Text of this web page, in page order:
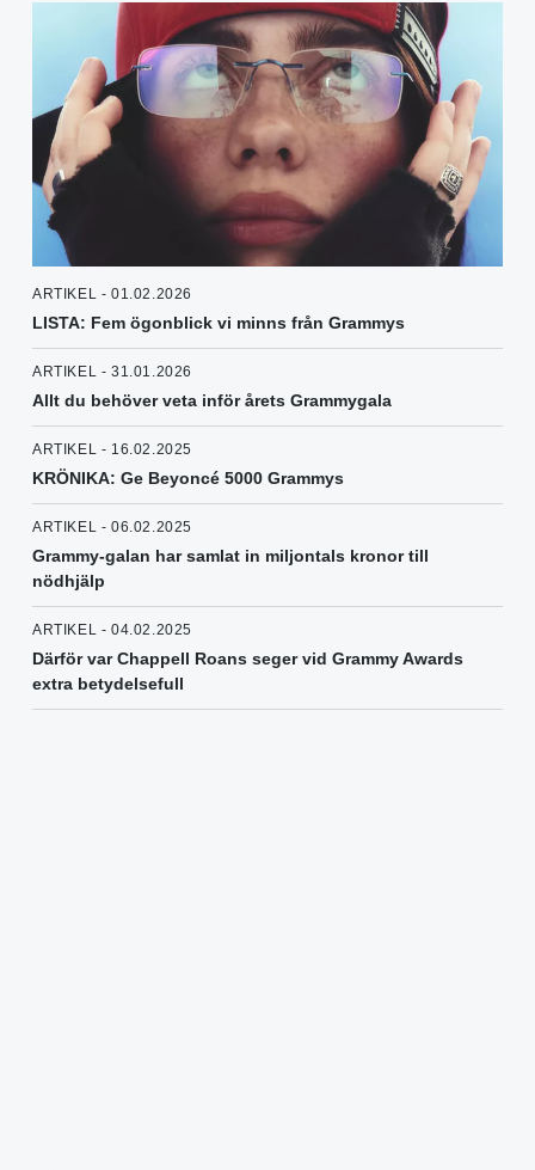
ARTIKEL - 01.02.2026
LISTA: Fem ögonblick vi minns från Grammys
ARTIKEL - 31.01.2026
Allt du behöver veta inför årets Grammygala
ARTIKEL - 16.02.2025
KRÖNIKA: Ge Beyoncé 5000 Grammys
ARTIKEL - 06.02.2025
Grammy-galan har samlat in miljontals kronor till
nödhjälp
ARTIKEL - 04.02.2025
Därför var Chappell Roans seger vid Grammy Awards
extra betydelsefull